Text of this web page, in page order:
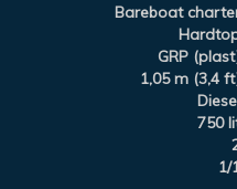
Bareboat
GRP
1,05 m (3,4
750
1/